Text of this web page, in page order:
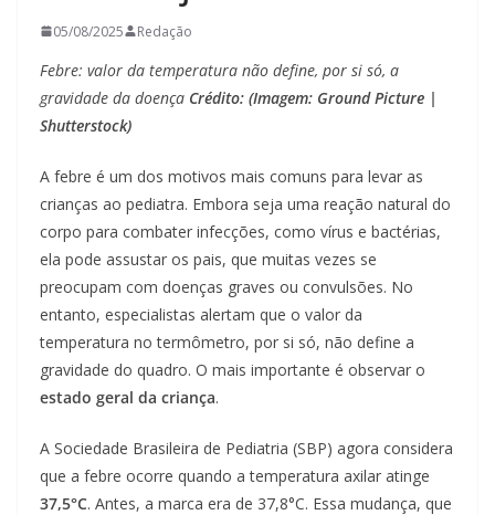
05/08/2025 Redação
Febre: valor da temperatura não define, por si só, a
gravidade da doença Crédito: (Imagem: Ground Picture |
Shutterstock)
A febre é um dos motivos mais comuns para levar as
crianças ao pediatra. Embora seja uma reação natural do
corpo para combater infecções, como vírus e bactérias,
ela pode assustar os pais, que muitas vezes se
preocupam com doenças graves ou convulsões. No
entanto, especialistas alertam que o valor da
temperatura no termômetro, por si só, não define a
gravidade do quadro. O mais importante é observar o
estado geral da criança.
A Sociedade Brasileira de Pediatria (SBP) agora considera
que a febre ocorre quando a temperatura axilar atinge
37,5°C. Antes, a marca era de 37,8°C. Essa mudança, que